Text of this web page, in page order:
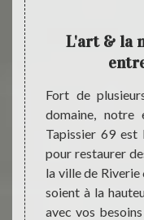
la
est
soit
ne
;
Et
à
L'art & la
Fort de
domaine, notre
Tapissier 69 est
pour restaurer
la ville de
soient à la
avec vos